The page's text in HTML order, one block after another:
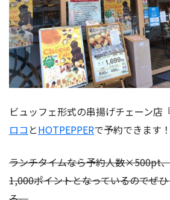
ビュッフェ形式の串揚げチェーン店
ロコ とHOTPEPPERで予約できます！
ランチタイムなら予約人数×500pt
1,000ポイントとなっているのでぜ